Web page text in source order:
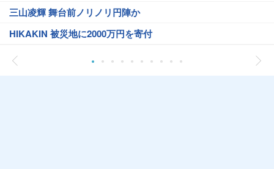
三山凌輝 舞台前ノリノリ円陣か
HIKAKIN 被災地に2000万円を寄付